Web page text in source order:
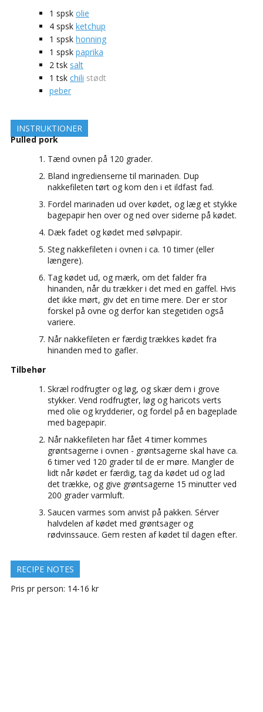
1 spsk olie
4 spsk ketchup
1 spsk honning
1 spsk paprika
2 tsk salt
1 tsk chili stødt
peber
INSTRUKTIONER
Pulled pork
Tænd ovnen på 120 grader.
Bland ingredienserne til marinaden. Dup
nakkefileten tørt og kom den i et ildfast fad.
Fordel marinaden ud over kødet, og læg et stykke
bagepapir hen over og ned over siderne på kødet.
Dæk fadet og kødet med sølvpapir.
Steg nakkefileten i ovnen i ca. 10 timer (eller
længere).
Tag kødet ud, og mærk, om det falder fra
hinanden, når du trækker i det med en gaffel. Hvis
det ikke mørt, giv det en time mere. Der er stor
forskel på ovne og derfor kan stegetiden også
variere.
Når nakkefileten er færdig trækkes kødet fra
hinanden med to gafler.
Tilbehør
Skræl rodfrugter og løg, og skær dem i grove
stykker. Vend rodfrugter, løg og haricots verts
med olie og krydderier, og fordel på en bageplade
med bagepapir.
Når nakkefileten har fået 4 timer kommes
grøntsagerne i ovnen - grøntsagerne skal have ca.
6 timer ved 120 grader til de er møre. Mangler de
lidt når kødet er færdig, tag da kødet ud og lad
det trække, og give grøntsagerne 15 minutter ved
200 grader varmluft.
Saucen varmes som anvist på pakken. Sérver
halvdelen af kødet med grøntsager og
rødvinssauce. Gem resten af kødet til dagen efter.
RECIPE NOTES
Pris pr person: 14-16 kr